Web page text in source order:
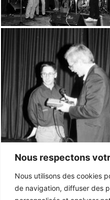
Nous respectons
Nous utilisons des cookies
de navigation, diffuser des